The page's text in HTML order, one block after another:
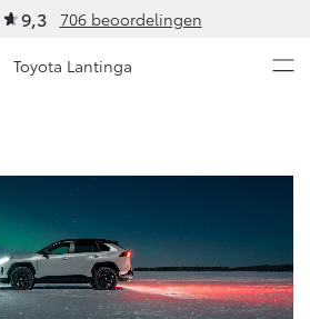
9,3 706 beoordelingen
Toyota Lantinga
Yaris
HYBRIDE